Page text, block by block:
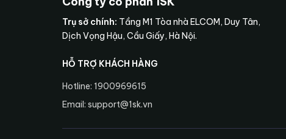
Trụ sở chính: Tầng M1 Tòa nhà ELCOM, Duy Tân,
Dịch Vọng Hậu, Cầu Giấy, Hà Nội.
HỖ TRỢ KHÁCH HÀNG
Hotline: 1900969615
Email: support@1sk.vn